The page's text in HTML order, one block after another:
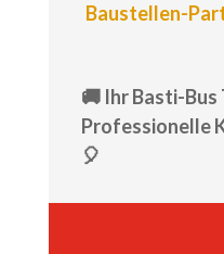
Baustellen-
🚚 Ihr Basti-Bus
Professionelle
🎈